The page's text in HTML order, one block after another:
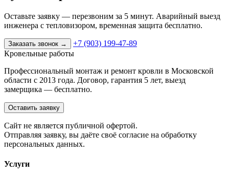
Оставьте заявку — перезвоним за 5 минут. Аварийный выезд
инженера с тепловизором, временная защита бесплатно.
Заказать звонок →
+7 (903) 199-47-89
Кровельные работы
Профессиональный монтаж и ремонт кровли в Московской
области с 2013 года. Договор, гарантия 5 лет, выезд
замерщика — бесплатно.
Оставить заявку
Cайт не является публичной офертой.
Отправляя заявку, вы даёте своё согласие на обработку
персональных данных.
Услуги